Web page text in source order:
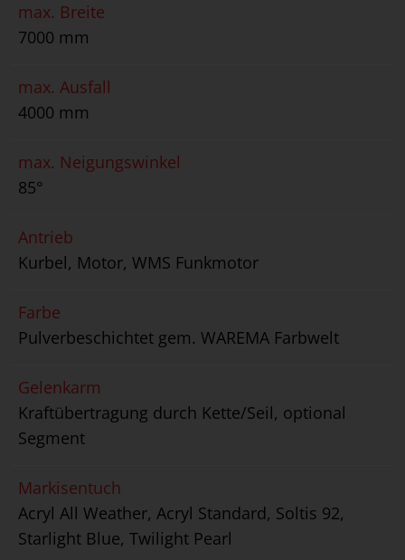
max. Breite
7000 mm
max. Ausfall
4000 mm
max. Neigungswinkel
85°
Antrieb
Kurbel, Motor, WMS Funkmotor
Farbe
Pulverbeschichtet gem. WAREMA Farbwelt
Gelenkarm
Kraftübertragung durch Kette/Seil, optional
Segment
Markisentuch
Acryl All Weather, Acryl Standard, Soltis 92,
Starlight Blue, Twilight Pearl